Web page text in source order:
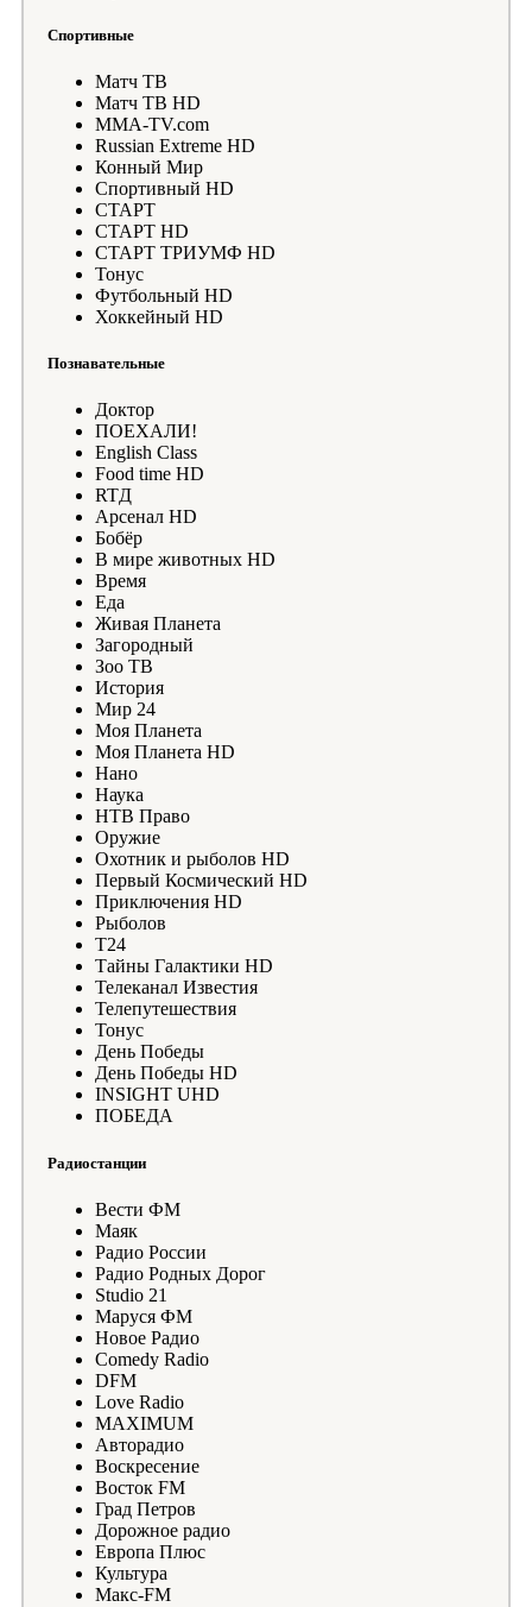
Спортивные
Матч ТВ
Матч ТВ HD
MMA-TV.com
Russian Extreme HD
Конный Мир
Спортивный HD
СТАРТ
СТАРТ HD
СТАРТ ТРИУМФ HD
Тонус
Футбольный HD
Хоккейный HD
Познавательные
Доктор
ПОЕХАЛИ!
English Class
Food time HD
RTД
Арсенал HD
Бобёр
В мире животных HD
Время
Еда
Живая Планета
Загородный
Зоо ТВ
История
Мир 24
Моя Планета
Моя Планета HD
Нано
Наука
НТВ Право
Оружие
Охотник и рыболов HD
Первый Космический HD
Приключения HD
Рыболов
Т24
Тайны Галактики HD
Телеканал Известия
Телепутешествия
Тонус
День Победы
День Победы HD
INSIGHT UHD
ПОБЕДА
Радиостанции
Вести ФМ
Маяк
Радио России
Радио Родных Дорог
Studio 21
Маруся ФМ
Новое Радио
Comedy Radio
DFM
Love Radio
MAXIMUM
Авторадио
Воскресение
Восток FM
Град Петров
Дорожное радио
Европа Плюс
Культура
Макс-FM